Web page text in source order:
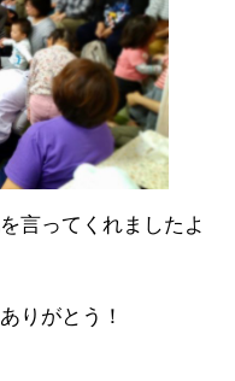
言ってくれましたよ
りがとう！